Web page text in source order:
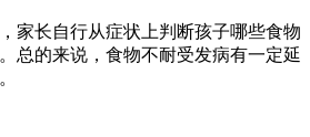
家长自行从症状上判断孩子哪些食物
总的来说，食物不耐受发病有一定延